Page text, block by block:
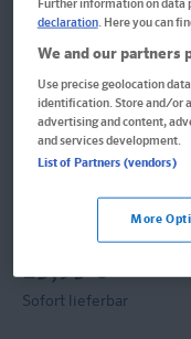
So gelingt der
Übungsbuch für
Buch
Format: 21,0 x 29,7 cm,
Informationen für
13,95 €
Sofort lieferbar
Further information on data
declaration. Here you can
We and our partners
Use precise geolocation
identification. Store and/or
advertising and content,
and services development.
List of Partners (vendors)
More